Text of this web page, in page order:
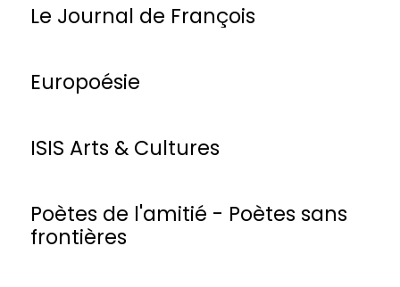
Le Journal de François
Europoésie
ISIS Arts & Cultures
Poètes de l'amitié - Poètes sans
frontières